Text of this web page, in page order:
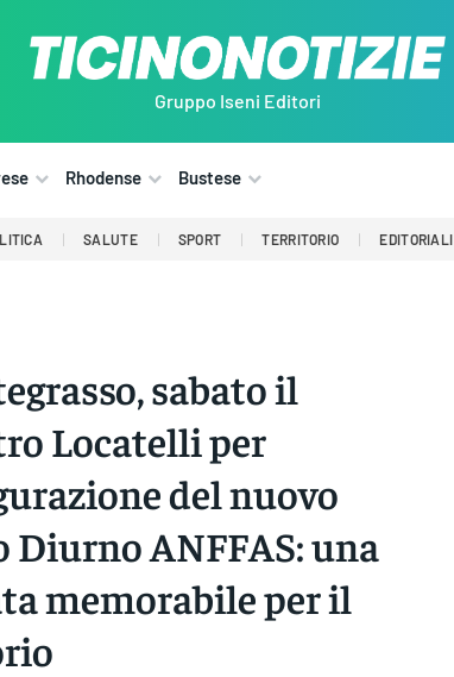
Gruppo Iseni Editori
Rhodense Bustese
SALUTE SPORT TERRITORIO EDITORIALI
sabato il
Locatelli per
del nuovo
Diurno ANFFAS: una
memorabile per il